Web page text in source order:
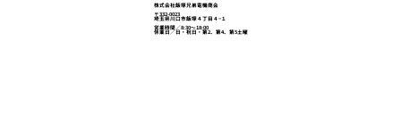
株式会社飯塚兄弟電機商会
〒332-0023
埼玉県川口市飯塚４丁目４−１
営業時間／8:30～18:00
休業日／日・祝日・第2、第4、第5土曜